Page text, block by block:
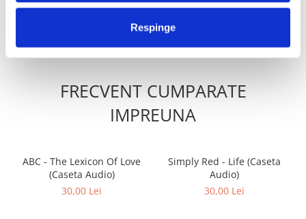
Respinge
FRECVENT CUMPARATE
IMPREUNA
ABC - The Lexicon Of Love
(Caseta Audio)
30,00 Lei
Simply Red - Life (Caseta
Audio)
30,00 Lei